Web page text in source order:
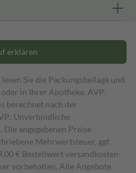
erklären
Sie die Packungsbeilage und
in Ihrer Apotheke. AVP:
berechnet nach der
Unverbindliche
angegebenen Preise
Mehrwertsteuer, ggf.
€ Bestell­wert versand­kosten­
vorbehalten. Alle Angebote